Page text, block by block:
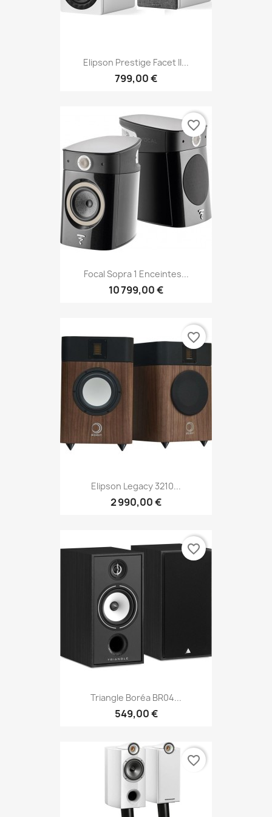
Elipson Prestige Facet II...
799,00 €
Focal Sopra 1 Enceintes...
10 799,00 €
favorite_border
Elipson Legacy 3210...
2 990,00 €
favorite_border
Triangle Boréa BR04...
549,00 €
favorite_border
favorite_border